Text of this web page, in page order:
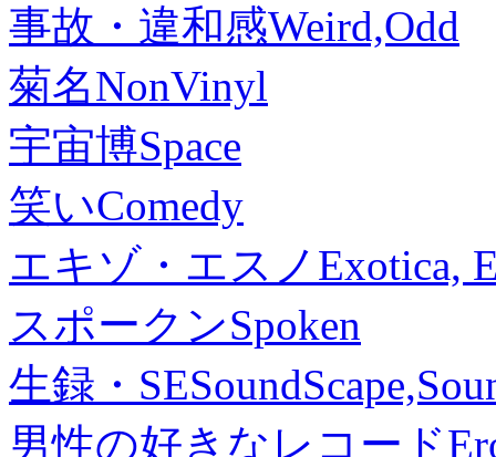
事故・違和感Weird,Odd
菊名NonVinyl
宇宙博Space
笑いComedy
エキゾ・エスノ Exotica,
スポークンSpoken
生録・SE
男性の好きなレコード